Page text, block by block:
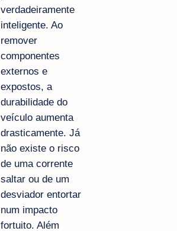
verdadeiramente
inteligente. Ao
remover
componentes
externos e
expostos, a
durabilidade do
veículo aumenta
drasticamente. Já
não existe o risco
de uma corrente
saltar ou de um
desviador entortar
num impacto
fortuito. Além